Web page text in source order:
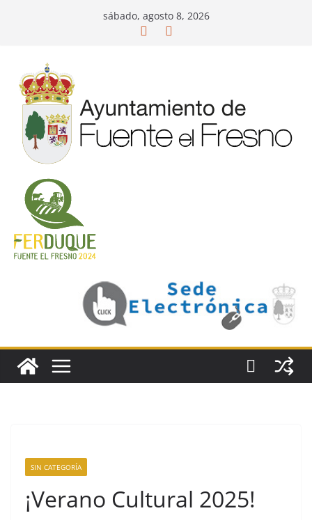
sábado, agosto 8, 2026
SIN CATEGORÍA
¡Verano Cultural 2025!